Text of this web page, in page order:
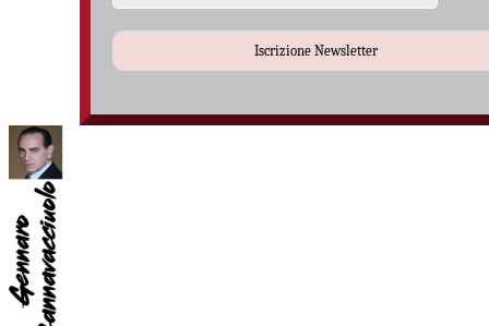
Iscrizione Newsletter